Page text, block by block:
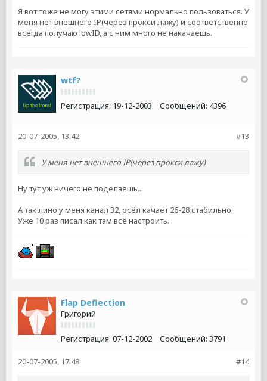
Я вот тоже не могу этими сетями нормально пользоваться. У
меня нет внешнего IP(через прокси лажу) и соответственно
всегда получаю lowID, а с ним много не накачаешь.
wtf?
Регистрация: 19-12-2003 Сообщений: 4396
#13
20-07-2005, 13:42
У меня нет внешнего IP(через прокси лажу)
Ну тут уж ничего не поделаешь...
А так лино у меня канал 32, осёл качает 26-28 стабильно.
Уже 10 раз писал как там всё настроить.
Flap Deflection
Григорий
Регистрация: 07-12-2002 Сообщений: 3791
#14
20-07-2005, 17:48